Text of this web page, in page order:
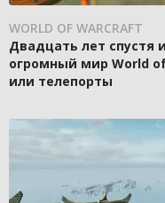
WORLD OF WARCRAFT
Двадцать лет спустя
огромный мир World
или телепорты